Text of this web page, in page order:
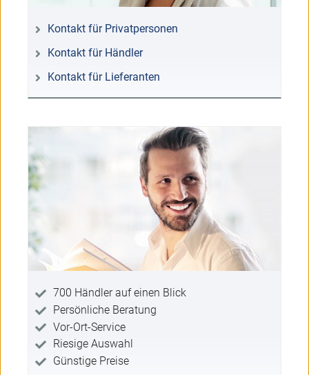
Kontakt für Privatpersonen
Kontakt für Händler
Kontakt für Lieferanten
700 Händler auf einen Blick
Persönliche Beratung
Vor-Ort-Service
Riesige Auswahl
Günstige Preise